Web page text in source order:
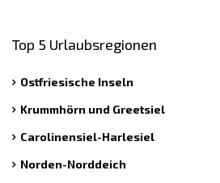
Top 5 Urlaubsregionen
Ostfriesische Inseln
Krummhörn und Greetsiel
Carolinensiel-Harlesiel
Norden-Norddeich